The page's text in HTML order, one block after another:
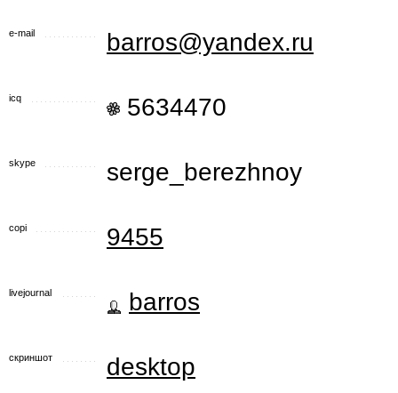
e-mail barros@yandex.ru
icq 5634470
skype serge_berezhnoy
copi 9455
livejournal barros
скриншот desktop